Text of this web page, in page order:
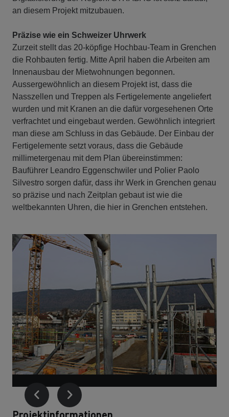
an diesem Projekt mitzubauen.
Präzise wie ein Schweizer Uhrwerk
Zurzeit stellt das 20-köpfige Hochbau-Team in Grenchen
die Rohbauten fertig. Mitte April haben die Arbeiten am
Innenausbau der Mietwohnungen begonnen.
Aussergewöhnlich an diesem Projekt ist, dass die
Nasszellen und Treppen als Fertigelemente angeliefert
wurden und mit Kranen an die dafür vorgesehenen Orte
verfrachtet und eingebaut werden. Gewöhnlich integriert
man diese am Schluss in das Gebäude. Der Einbau der
Fertigelemente setzt voraus, dass die Gebäude
millimetergenau mit dem Plan übereinstimmen:
Bauführer Leandro Eggenschwiler und Polier Paolo
Silvestro sorgen dafür, dass ihr Werk in Grenchen genau
so präzise und nach Zeitplan gebaut ist wie die
weltbekannten Uhren, die hier in Grenchen entstehen.